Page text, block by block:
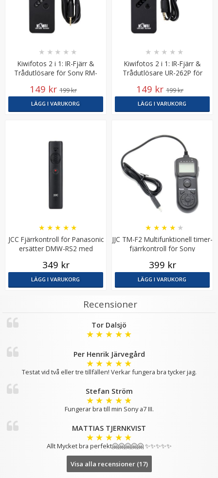
LÄGG I VARUKORG
★★
Kiwifotos 2 i 1: IR-Fjärr &
Trådutlösare för Sony RM-
★ ★ ★ ★ ★
149 kr 199 kr
LÄGG I VARUKORG
Kiwifotos 2 i 1: IR-Fjärr &
Trådutlösare UR-262P för
★ ★ ★ ★ ★
149 kr 199 kr
LÄGG I VARUKORG
JCC Fjärrkontroll för Panasonic
ersätter DMW-RS2 med
★ ★ ★ ★ ★
349 kr
LÄGG I VARUKORG
JJC TM-F2 Multifunktionell timer-
fjärrkontroll för Sony
★ ★ ★ ★ ★
399 kr
LÄGG I VARUKORG
Recensioner
Tor Dalsjö
★ ★ ★ ★ ★
Per Henrik Järvegård
★ ★ ★ ★ ★
Testat vid två eller tre tillfällen! Verkar fungera bra tycker jag.
Stefan Ström
★ ★ ★ ★ ★
Fungerar bra till min Sony a7 III.
MATTIAS TJERNKVIST
★ ★ ★ ★ ★
Allt Mycket bra perfekt🤗🤗🤗🤗🤗 ✨✨✨✨✨
Visa alla recensioner (17)